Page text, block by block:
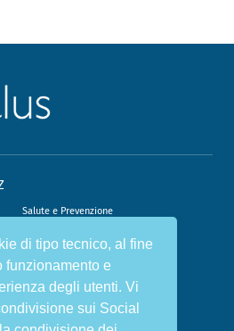
di tipo tecnico, al fine
funzionamento e
degli utenti. Vi
sui Social
Salute e Prevenzione
Direzione scientifica
Sport e Benessere
L’angolo del dottore